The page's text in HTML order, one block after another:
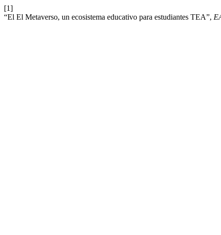
[1]
“El El Metaverso, un ecosistema educativo para estudiantes TEA”,